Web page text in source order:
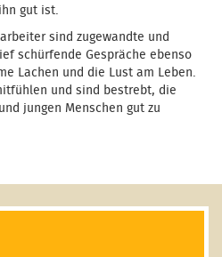
gut ist.
sind zugewandte und
schürfende Gespräche ebenso
Lachen und die Lust am Leben.
und sind bestrebt, die
jungen Menschen gut zu